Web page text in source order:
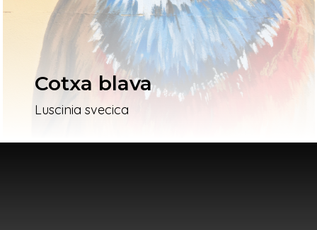
Cotxa blava
Luscinia svecica